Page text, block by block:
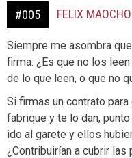
#005 FELIX MAOCHO
Siempre me asombra
firma. ¿Es que no los
de lo que leen, o que no
Si firmas un contrato
fabrique y te lo dan,
ido al garete y ellos
¿Contribuirían a cubrir